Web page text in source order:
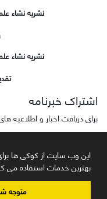
این وب سایت از کوکی ها برای
بهترین خدمات استفاده می
متوجه
نشریه نشاء
نشریه نشاء
اشتراک خبرنامه
برای دریافت اخبار و